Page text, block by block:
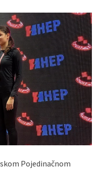
Pojedinačnom